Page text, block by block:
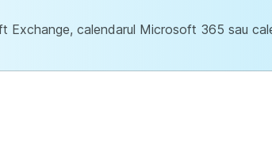
calendarul Microsoft 365 sau